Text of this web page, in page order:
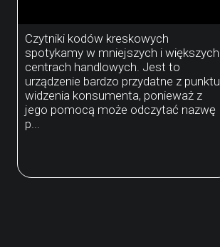
Czytniki kodów kreskowych
spotykamy w mniejszych i większych
centrach handlowych. Jest to
urządzenie bardzo przydatne z punktu
widzenia konsumenta, ponieważ z
jego pomocą może odczytać nazwę
p...